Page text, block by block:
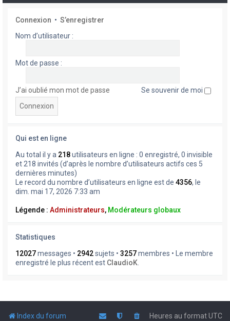
Connexion • S’enregistrer
Nom d’utilisateur :
Mot de passe :
J’ai oublié mon mot de passe Se souvenir de moi
Qui est en ligne
Au total il y a 218utilisateurs en ligne : 0 enregistré, 0 invisible
et 218 invités (d’après le nombre d’utilisateurs actifs ces 5
dernières minutes)
Le record du nombre d’utilisateurs en ligne est de 4356, le
dim. mai 17, 2026 7:33 am
Légende : Administrateurs, Modérateurs globaux
Statistiques
12027messages • 2942sujets • 3257membres • Le membre
enregistré le plus récent est ClaudioK
Index du forum Heures au formatUTC